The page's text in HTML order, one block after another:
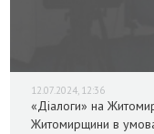
12.07.2024, 12:36
«Діалоги» на
Житомирщини в